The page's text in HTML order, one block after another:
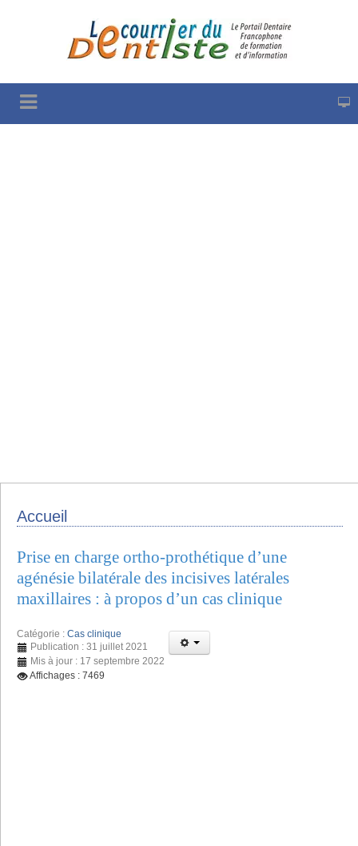
Accueil
Prise en charge ortho-prothétique d’une
agénésie bilatérale des incisives latérales
maxillaires : à propos d’un cas clinique
Catégorie : Cas clinique
Publication : 31 juillet 2021
Mis à jour : 17 septembre 2022
Affichages : 7469